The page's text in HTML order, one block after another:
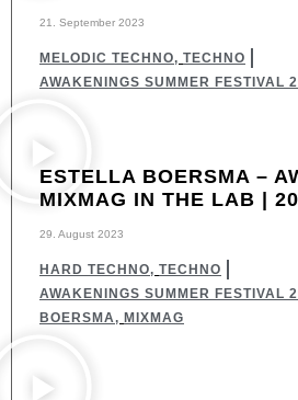
21. September 2023
MELODIC TECHNO, TECHNO
AWAKENINGS SUMMER FESTIVAL
ESTELLA BOERSMA –
MIXMAG IN THE LAB |
29. August 2023
HARD TECHNO, TECHNO
AWAKENINGS SUMMER FESTIVAL
BOERSMA, MIXMAG